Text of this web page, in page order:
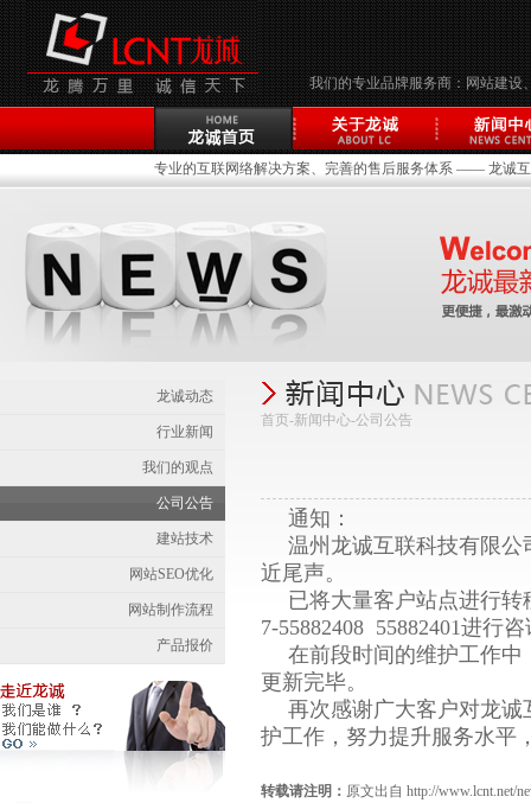
我们的专业品牌服务商：网站建设
专业的互联网络解决方案、完善的售后服务体系 —— 龙诚
龙诚动态
行业新闻
我们的观点
公司公告
建站技术
网站SEO优化
网站制作流程
产品报价
首页-新闻中心-公司公告
通知：
温州龙诚互联科技有限
近尾声。
已将大量客户站点进行
7-55882408 55882401进行
在前段时间的维护工作
更新完毕。
再次感谢广大客户对龙
护工作，努力提升服务水平
转载请注明： 原文出自 http://www.lcnt.net/